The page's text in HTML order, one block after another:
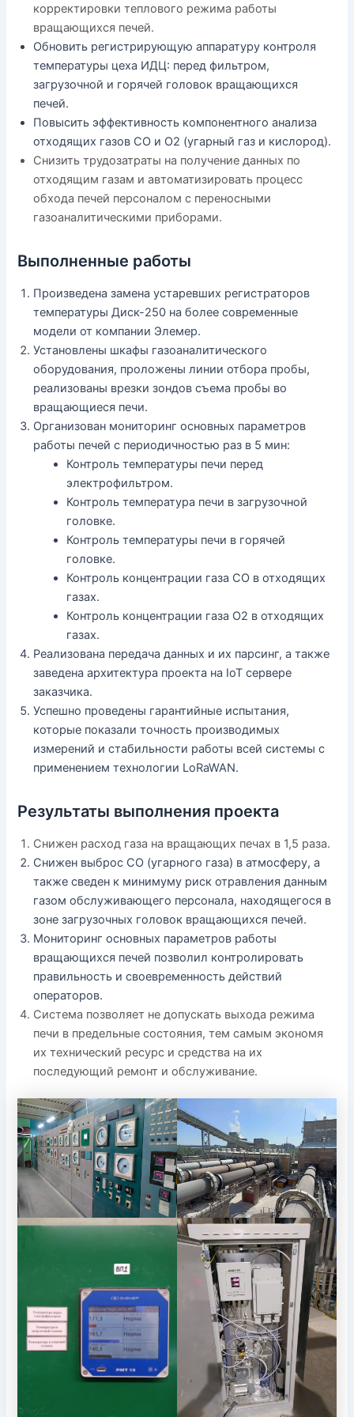
корректировки теплового режима работы
вращающихся печей.
Обновить регистрирующую аппаратуру контроля
температуры цеха ИДЦ: перед фильтром,
загрузочной и горячей головок вращающихся
печей.
Повысить эффективность компонентного анализа
отходящих газов СО и О2 (угарный газ и кислород).
Снизить трудозатраты на получение данных по
отходящим газам и автоматизировать процесс
обхода печей персоналом с переносными
газоаналитическими приборами.
Выполненные работы
Произведена замена устаревших регистраторов
температуры Диск-250 на более современные
модели от компании Элемер.
Установлены шкафы газоаналитического
оборудования, проложены линии отбора пробы,
реализованы врезки зондов съема пробы во
вращающиеся печи.
Организован мониторинг основных параметров
работы печей с периодичностью раз в 5 мин:
Контроль температуры печи перед
электрофильтром.
Контроль температура печи в загрузочной
головке.
Контроль температуры печи в горячей
головке.
Контроль концентрации газа СО в отходящих
газах.
Контроль концентрации газа О2 в отходящих
газах.
Реализована передача данных и их парсинг, а также
заведена архитектура проекта на IoT сервере
заказчика.
Успешно проведены гарантийные испытания,
которые показали точность производимых
измерений и стабильности работы всей системы с
применением технологии LoRaWAN.
Результаты выполнения проекта
Снижен расход газа на вращающих печах в 1,5 раза.
Снижен выброс СО (угарного газа) в атмосферу, а
также сведен к минимуму риск отравления данным
газом обслуживающего персонала, находящегося в
зоне загрузочных головок вращающихся печей.
Мониторинг основных параметров работы
вращающихся печей позволил контролировать
правильность и своевременность действий
операторов.
Система позволяет не допускать выхода режима
печи в предельные состояния, тем самым экономя
их технический ресурс и средства на их
последующий ремонт и обслуживание.